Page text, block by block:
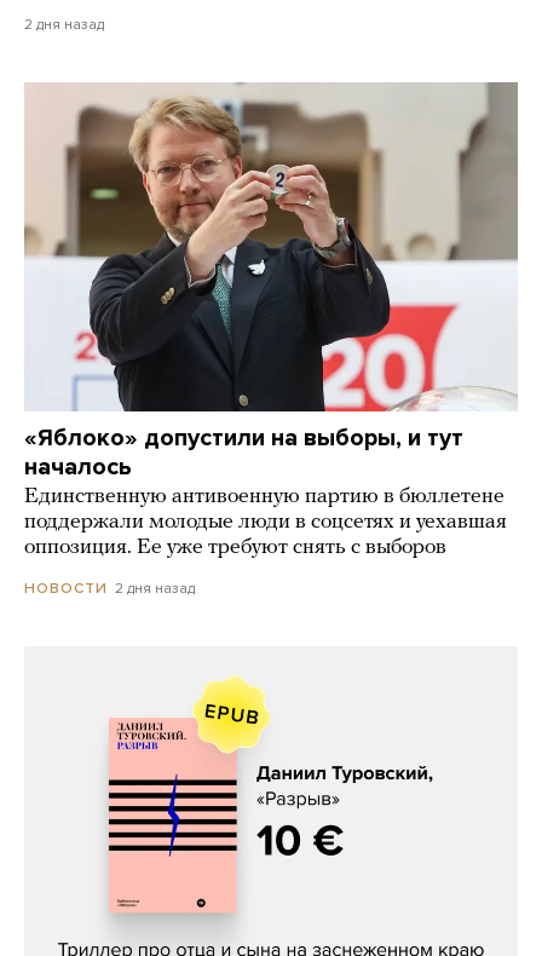
2 дня назад
«Яблоко» допустили на выборы, и тут
началось
Единственную антивоенную партию в бюллетене
поддержали молодые люди в соцсетях и уехавшая
оппозиция. Ее уже требуют снять с выборов
НОВОСТИ 2 дня назад
Даниил Туровский, «Разрыв»